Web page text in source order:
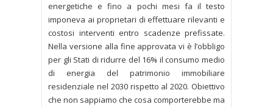
energetiche e fino a pochi mesi fa il testo
imponeva ai proprietari di effettuare rilevanti e
costosi interventi entro scadenze prefissate.
Nella versione alla fine approvata vi è l’obbligo
per gli Stati di ridurre del 16% il consumo medio
di energia del patrimonio immobiliare
residenziale nel 2030 rispetto al 2020. Obiettivo
che non sappiamo che cosa comporterebbe ma